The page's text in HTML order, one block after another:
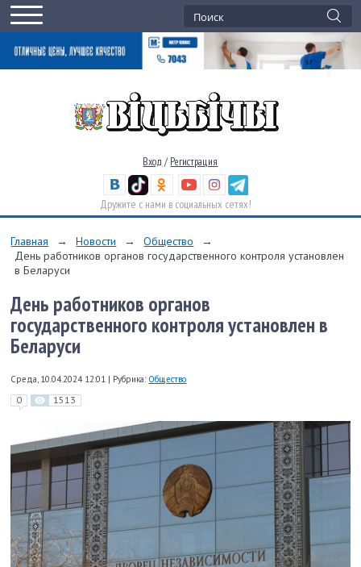
Вход / Регистрация
Дружите с нами в социальных сетях!
Главная → Новости → Общество
→
День работников органов государственного контроля установлен
в Беларуси
День работников органов
государственного контроля установлен в
Беларуси
Среда, 10.04.2024 12:01 | Рубрика: Общество
0 1513